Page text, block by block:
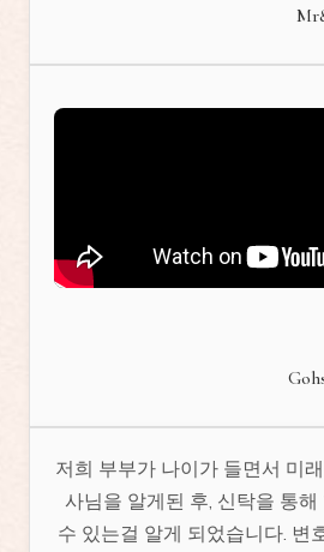
저희 부부가 나이가 들면서 미
사님을 알게된 후, 신탁을 통
수 있는걸 알게 되었습니다. 변